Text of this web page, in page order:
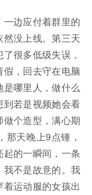
边应付着群里的
没上线。第三天
很多低级失误，
，回去守在电脑
哪里人，做什么
若是视频她会看
个造型，满心期
天晚上9点锺，
的一瞬间，一条
不是故意的。我
运动服的女孩出